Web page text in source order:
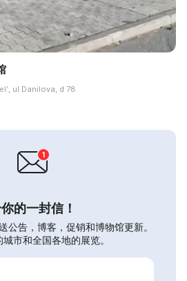
ul Danilova, d 78
的一封信！
公告，博客，促销和博物馆更新。
市和全国各地的展览。